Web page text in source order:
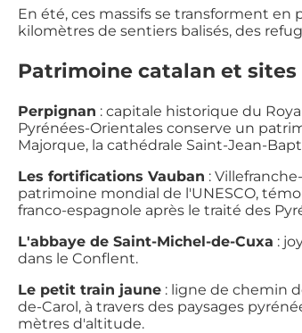
En été, ces massifs se transforment en
kilomètres de sentiers balisés, des
Patrimoine catalan et
Perpignan : capitale historique du
Pyrénées-Orientales conserve un
Majorque, la cathédrale Saint-Jean-
Les fortifications Vauban :
patrimoine mondial de l'UNESCO,
franco-espagnole après le traité des
L'abbaye de Saint-Michel-de-Cuxa :
dans le Conflent.
Le petit train jaune : ligne de chemin
de-Carol, à travers des paysages
mètres d'altitude.